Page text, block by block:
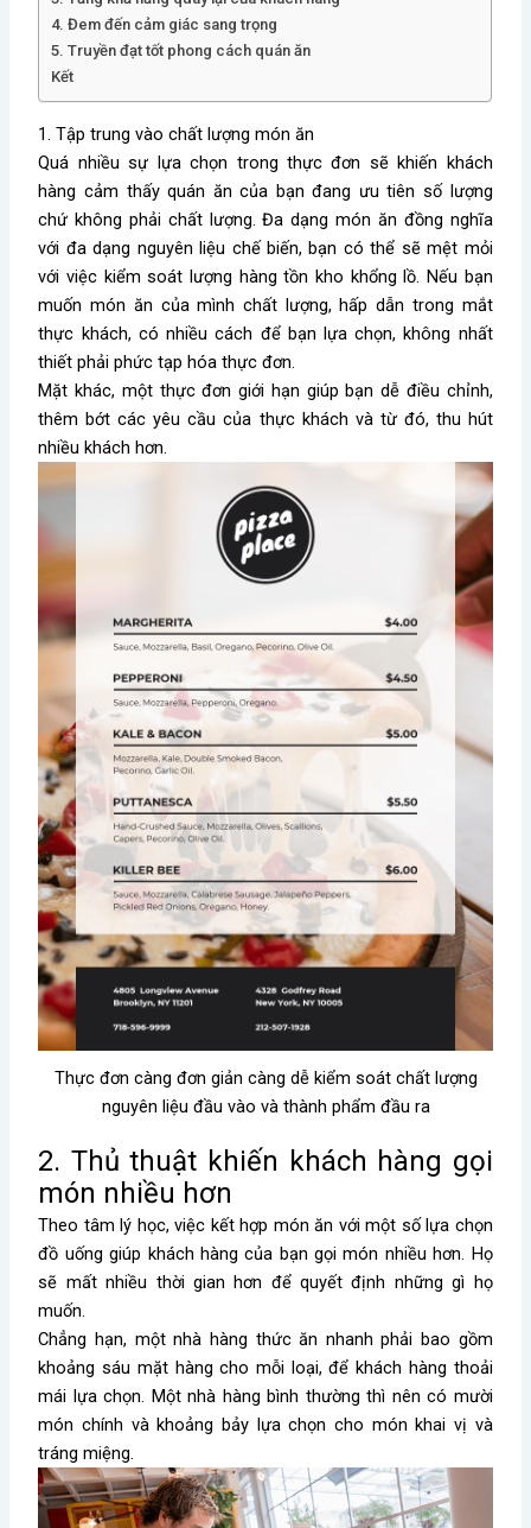
4. Đem đến cảm giác sang trọng
5. Truyền đạt tốt phong cách quán ăn
Kết
1. Tập trung vào chất lượng món ăn
Quá nhiều sự lựa chọn trong thực đơn sẽ khiến khách
hàng cảm thấy quán ăn của bạn đang ưu tiên số lượng
chứ không phải chất lượng. Đa dạng món ăn đồng nghĩa
với đa dạng nguyên liệu chế biến, bạn có thể sẽ mệt mỏi
với việc kiểm soát lượng hàng tồn kho khổng lồ. Nếu bạn
muốn món ăn của mình chất lượng, hấp dẫn trong mắt
thực khách, có nhiều cách để bạn lựa chọn, không nhất
thiết phải phức tạp hóa thực đơn.
Mặt khác, một thực đơn giới hạn giúp bạn dễ điều chỉnh,
thêm bớt các yêu cầu của thực khách và từ đó, thu hút
nhiều khách hơn.
Thực đơn càng đơn giản càng dễ kiểm soát chất lượng
nguyên liệu đầu vào và thành phẩm đầu ra
2. Thủ thuật khiến khách hàng gọi
món nhiều hơn
Theo tâm lý học, việc kết hợp món ăn với một số lựa chọn
đồ uống giúp khách hàng của bạn gọi món nhiều hơn. Họ
sẽ mất nhiều thời gian hơn để quyết định những gì họ
muốn.
Chẳng hạn, một nhà hàng thức ăn nhanh phải bao gồm
khoảng sáu mặt hàng cho mỗi loại, để khách hàng thoải
mái lựa chọn. Một nhà hàng bình thường thì nên có mười
món chính và khoảng bảy lựa chọn cho món khai vị và
tráng miệng.